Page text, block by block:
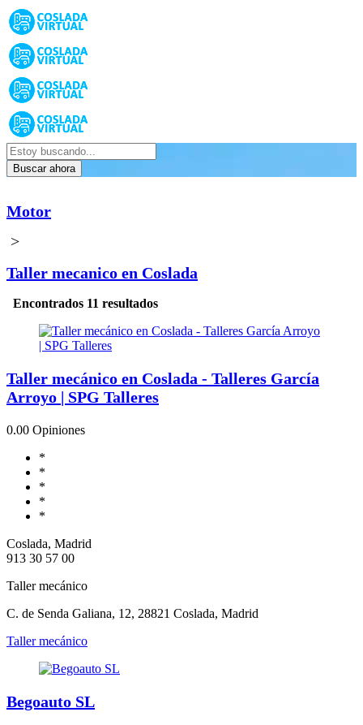
Buscar ahora
Motor
>
Taller mecanico en Coslada
Encontrados 11 resultados
Taller mecánico en Coslada - Talleres García
Arroyo | SPG Talleres
0.00 Opiniones
*
*
*
*
*
Coslada, Madrid
913 30 57 00
Taller mecánico
C. de Senda Galiana, 12, 28821 Coslada, Madrid
Taller mecánico
Begoauto SL